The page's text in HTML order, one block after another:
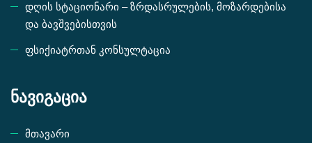
დღის სტაციონარი – ზრდასრულების, მოზარდებისა
და ბავშვებისთვის
ფსიქიატრთან კონსულტაცია
ნავიგაცია
მთავარი